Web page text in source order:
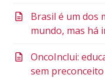
Brasil é um dos
mundo, mas há
OncoInclui:
sem preconceito